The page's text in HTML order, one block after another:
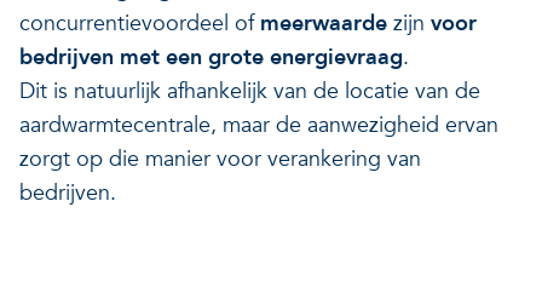
concurrentievoordeel of meerwaarde zijn voor
bedrijven met een grote energievraag.
Dit is natuurlijk afhankelijk van de locatie van de
aardwarmtecentrale, maar de aanwezigheid ervan
zorgt op die manier voor verankering van
bedrijven.